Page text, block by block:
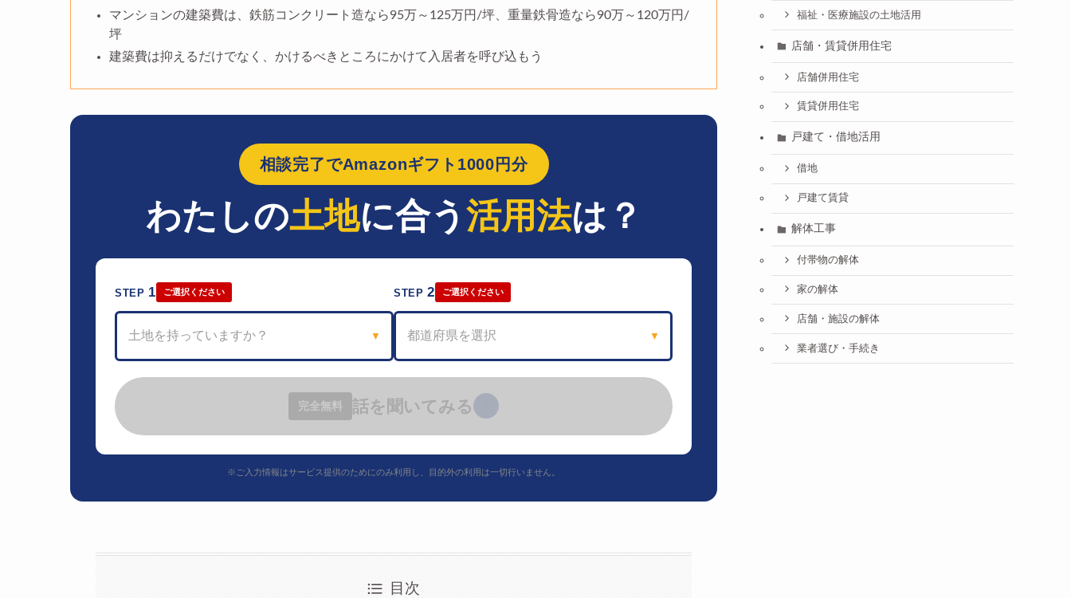
マンションの建築費は、鉄筋コンクリート造なら95万～125万円/坪、重量鉄骨造なら90万～120万円/
坪
建築費は抑えるだけでなく、かけるべきところにかけて入居者を呼び込もう
相談完了でAmazonギフト1000円分
わたしの土地に合う 活用法は？
STEP 1 ご選択ください
土地を持っていますか？ ▼
STEP2 ご選択ください
都道府県を選択 ▼
完全無料 話を聞いてみる
※ご入力情報はサービス提供のためにのみ利用し、目的外の利用は一切行いません。
目次
福祉・医療施設の土地活用
店舗・賃貸併用住宅
店舗併用住宅
賃貸併用住宅
戸建て・借地活用
借地
戸建て賃貸
解体工事
付帯物の解体
家の解体
店舗・施設の解体
業者選び・手続き